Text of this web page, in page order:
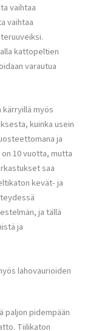
vaihtaa
vaihtaa
kattopeltien
varautua
myös
kuinka usein
ja
10 vuotta, mutta
saa
kevät- ja
ja tällä
ja
lahovaurioiden
paljon pidempään
Tiilikaton